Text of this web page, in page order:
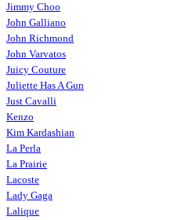
Jimmy Choo
John Galliano
John Richmond
John Varvatos
Juicy Couture
Juliette Has A Gun
Just Cavalli
Kenzo
Kim Kardashian
La Perla
La Prairie
Lacoste
Lady Gaga
Lalique